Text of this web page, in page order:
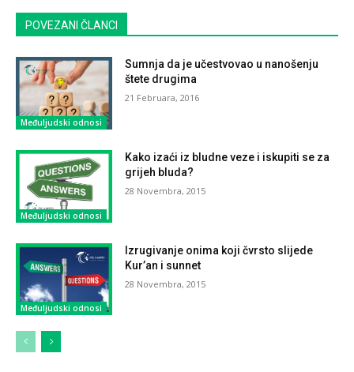
POVEZANI ČLANCI
Međuljudski odnosi
Sumnja da je učestvovao u nanošenju
štete drugima
21 Februara, 2016
Međuljudski odnosi
Kako izaći iz bludne veze i iskupiti se za
grijeh bluda?
28 Novembra, 2015
Međuljudski odnosi
Izrugivanje onima koji čvrsto slijede
Kur’an i sunnet
28 Novembra, 2015